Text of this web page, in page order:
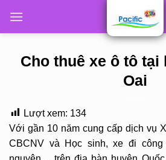
Cho thuê xe ô tô tại
Oai
Lượt xem: 134
Với gần 10 năm cung cấp dịch vụ
CBCNV và Học sinh, xe đi